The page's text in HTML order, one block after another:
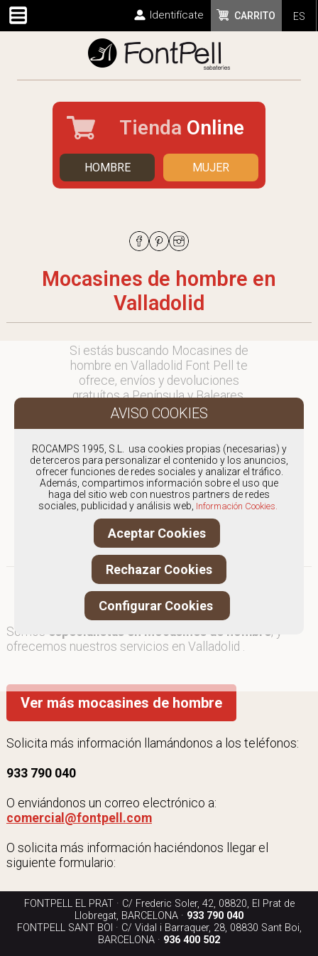
ES
CARRITO
Identifícate
Tienda Online
HOMBRE MUJER
Mocasines de hombre en
Valladolid
Si estás buscando Mocasines de
hombre en Valladolid Font Pell te
ofrece, envíos y devoluciones
gratuítos a Península y Baleares,
para otros destinos consultar
en comercial@fontpell.com.
Los envíos a Valladolid gestionados
entre semana se entregarán en
menos de 48 horas; los pedidos
realizados en fin de semana, el
producto se enviará a partir del
lunes.
Somos especialistas en Mocasines de hombre, y
ofrecemos nuestros servicios en Valladolid .
Ver más mocasines de hombre
Solicita más información llamándonos a los teléfonos:
933 790 040
O enviándonos un correo electrónico a:
comercial@fontpell.com
O solicita más información haciéndonos llegar el
siguiente formulario:
FONTPELL EL PRAT · C/ Frederic Soler, 42, 08820, El Prat de
Llobregat, BARCELONA · 933 790 040
FONTPELL SANT BOI · C/ Vidal i Barraquer, 28, 08830 Sant Boi,
BARCELONA · 936 400 502
ROCAMPS 1995, S.L. usa cookies propias (necesarias) y
de terceros para personalizar el contenido y los anuncios,
ofrecer funciones de redes sociales y analizar el tráfico.
Además, compartimos información sobre el uso que
haga del sitio web con nuestros partners de redes
sociales, publicidad y análisis web, Información Cookies.
Aceptar Cookies
Rechazar Cookies
Configurar Cookies